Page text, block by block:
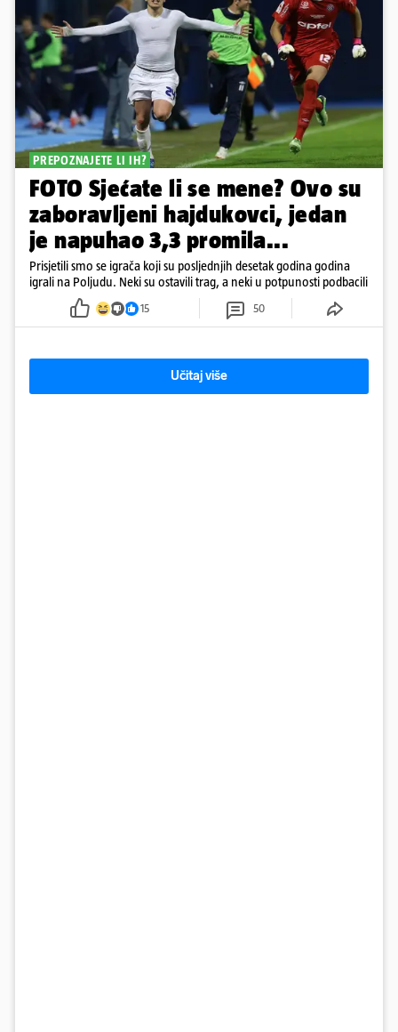
PREPOZNAJETE LI IH?
FOTO Sjećate li se mene? Ovo su
zaboravljeni hajdukovci, jedan
je napuhao 3,3 promila...
Prisjetili smo se igrača koji su posljednjih desetak godina godina
igrali na Poljudu. Neki su ostavili trag, a neki u potpunosti podbacili
15 50
Učitaj više